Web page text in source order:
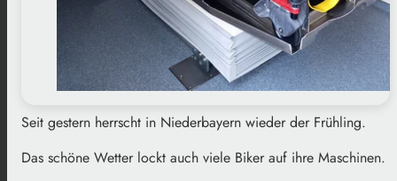
Seit gestern herrscht in Niederbayern wieder der Frühling.
Das schöne Wetter lockt auch viele Biker auf ihre Maschinen.